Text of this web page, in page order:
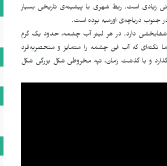
زیادی است. ربط شهری با پیشینه‌ی تاریخی بسیار
جنوب دریاچه‌ی اورمیه بوده است.
دارد. در هر لیتر آب چشمه، حدود یک گرم
نکته‌ای که آب این چشمه را متمایز و منحصربه‌فرد
و با گذشت زمان، تپه مخروطی شکل بزرگی شکل